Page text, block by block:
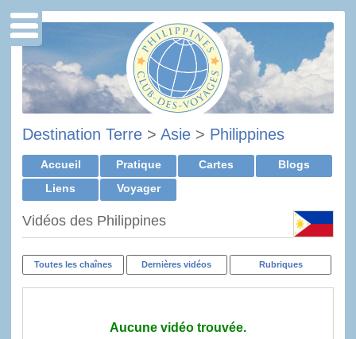
Destination Terre > Asie > Philippines
Accueil Pratique Cartes
Blogs
Liens
Voyager
Vidéos des Philippines
Toutes les chaînes Dernières vidéos Rubriques
Aucune vidéo trouvée.